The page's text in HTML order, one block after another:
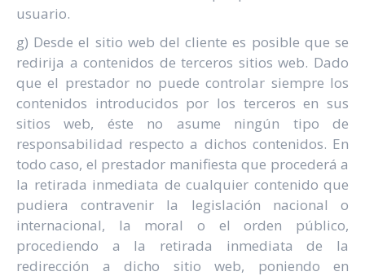
usuario.
g) Desde el sitio web del cliente es posible que se
redirija a contenidos de terceros sitios web. Dado
que el prestador no puede controlar siempre los
contenidos introducidos por los terceros en sus
sitios web, éste no asume ningún tipo de
responsabilidad respecto a dichos contenidos. En
todo caso, el prestador manifiesta que procederá a
la retirada inmediata de cualquier contenido que
pudiera contravenir la legislación nacional o
internacional, la moral o el orden público,
procediendo a la retirada inmediata de la
redirección a dicho sitio web, poniendo en